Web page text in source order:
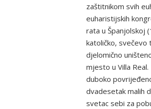
zaštitnikom svih
euharistijskih
rata u Španjolskoj
katoličko, svečevo
djelomično
mjesto u Villa
duboko
dvadesetak malih
svetac sebi za